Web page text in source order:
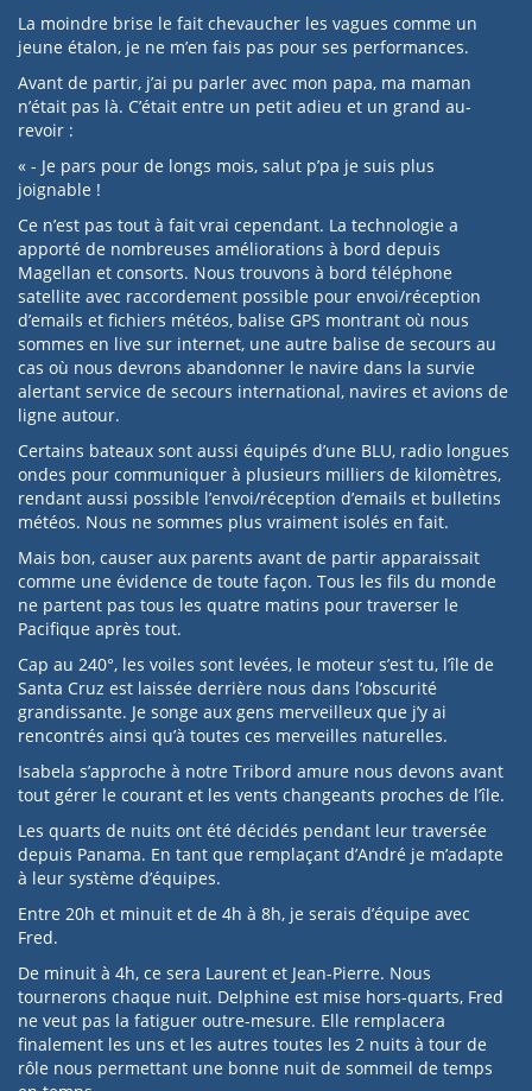
La moindre brise le fait chevaucher les vagues comme un
jeune étalon, je ne m’en fais pas pour ses performances.
Avant de partir, j’ai pu parler avec mon papa, ma maman
n’était pas là. C’était entre un petit adieu et un grand au-
revoir :
« - Je pars pour de longs mois, salut p’pa je suis plus
joignable !
Ce n’est pas tout à fait vrai cependant. La technologie a
apporté de nombreuses améliorations à bord depuis
Magellan et consorts. Nous trouvons à bord téléphone
satellite avec raccordement possible pour envoi/réception
d’emails et fichiers météos, balise GPS montrant où nous
sommes en live sur internet, une autre balise de secours au
cas où nous devrons abandonner le navire dans la survie
alertant service de secours international, navires et avions de
ligne autour.
Certains bateaux sont aussi équipés d’une BLU, radio longues
ondes pour communiquer à plusieurs milliers de kilomètres,
rendant aussi possible l’envoi/réception d’emails et bulletins
météos. Nous ne sommes plus vraiment isolés en fait.
Mais bon, causer aux parents avant de partir apparaissait
comme une évidence de toute façon. Tous les fils du monde
ne partent pas tous les quatre matins pour traverser le
Pacifique après tout.
Cap au 240°, les voiles sont levées, le moteur s’est tu, l’île de
Santa Cruz est laissée derrière nous dans l’obscurité
grandissante. Je songe aux gens merveilleux que j’y ai
rencontrés ainsi qu’à toutes ces merveilles naturelles.
Isabela s’approche à notre Tribord amure nous devons avant
tout gérer le courant et les vents changeants proches de l’île.
Les quarts de nuits ont été décidés pendant leur traversée
depuis Panama. En tant que remplaçant d’André je m’adapte
à leur système d’équipes.
Entre 20h et minuit et de 4h à 8h, je serais d’équipe avec
Fred.
De minuit à 4h, ce sera Laurent et Jean-Pierre. Nous
tournerons chaque nuit. Delphine est mise hors-quarts, Fred
ne veut pas la fatiguer outre-mesure. Elle remplacera
finalement les uns et les autres toutes les 2 nuits à tour de
rôle nous permettant une bonne nuit de sommeil de temps